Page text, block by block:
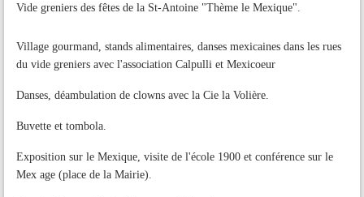
Vide greniers des fêtes de la St-Antoine "Thème le Mexique".
Village gourmand, stands alimentaires, danses mexicaines dans les rues
du vide greniers avec l'association Calpulli et Mexicoeur
Danses, déambulation de clowns avec la Cie la Volière.
Buvette et tombola.
Exposition sur le Mexique, visite de l'école 1900 et conférence sur le
Mex age (place de la Mairie).